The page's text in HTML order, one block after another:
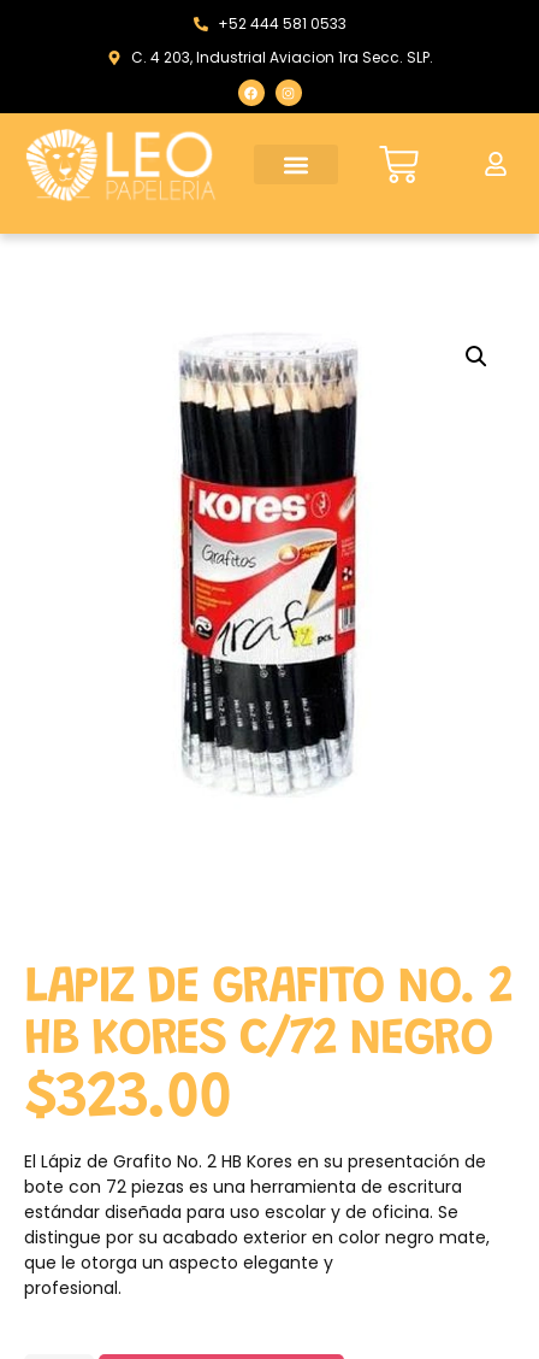
+52 444 581 0533
C. 4 203, Industrial Aviacion 1ra Secc. SLP.
LAPIZ DE GRAFITO NO. 2
HB KORES C/72 NEGRO
$323.00
El Lápiz de Grafito No. 2 HB Kores en su presentación de
bote con 72 piezas es una herramienta de escritura
estándar diseñada para uso escolar y de oficina. Se
distingue por su acabado exterior en color negro mate,
que le otorga un aspecto elegante y
profesional.